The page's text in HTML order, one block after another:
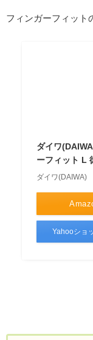
フィンガーフィット
ダイワ
ーフィット L
ダイワ(DAIWA)
Yahooショ